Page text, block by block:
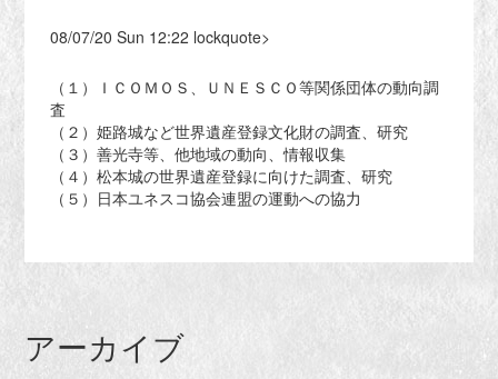
08/07/20 Sun 12:22 lockquote>
（１）ＩＣＯＭＯＳ、ＵＮＥＳＣＯ等関係団体の動向調
査
（２）姫路城など世界遺産登録文化財の調査、研究
（３）善光寺等、他地域の動向、情報収集
（４）松本城の世界遺産登録に向けた調査、研究
（５）日本ユネスコ協会連盟の運動への協力
アーカイブ